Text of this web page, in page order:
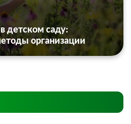
детском саду:
организации